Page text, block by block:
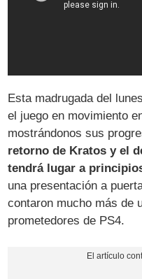
Esta madrugada del
el juego en movimiento
mostrándonos sus
retorno de Kratos y el
tendrá lugar a
una presentación a
contaron mucho más de
prometedores de PS4.